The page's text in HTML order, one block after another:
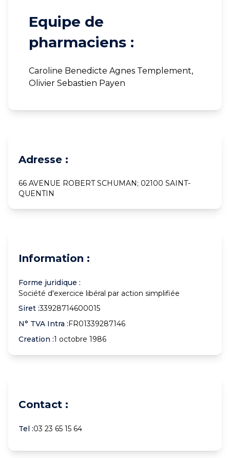
Equipe de
pharmaciens :
Caroline Benedicte Agnes Templement,
Olivier Sebastien Payen
Adresse :
66 AVENUE ROBERT SCHUMAN; 02100 SAINT-
QUENTIN
Information :
Forme juridique :
Société d'exercice libéral par action simplifiée
Siret :33928714600015
N° TVA Intra :FR01339287146
Creation :1 octobre 1986
Contact :
Tel :03 23 65 15 64